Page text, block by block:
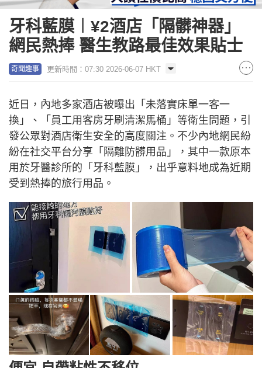
牙科藍膜︱¥2酒店「隔髒神器」
網民熱捧 醫生教路最佳效果貼士
奇聞趣事 更新時間：07:30 2026-06-07 HKT
近日，內地多家酒店被曝出「未落實床單一客一
換」、「員工用客房牙刷清潔馬桶」等衛生問題，引
發公眾對酒店衛生安全的高度關注。不少內地網民紛
紛在社交平台分享「隔離防髒用品」，其中一款原本
用於牙醫診所的「牙科藍膜」，出乎意料地成為近期
受到熱捧的旅行用品。